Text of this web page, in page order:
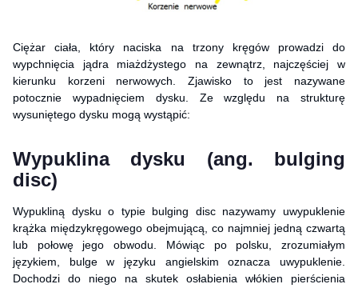
Ciężar ciała, który naciska na trzony kręgów prowadzi do
wypchnięcia jądra miażdżystego na zewnątrz, najczęściej w
kierunku korzeni nerwowych. Zjawisko to jest nazywane
potocznie wypadnięciem dysku. Ze względu na strukturę
wysuniętego dysku mogą wystąpić:
Wypuklina dysku (ang. bulging
disc)
Wypukliną dysku o typie bulging disc nazywamy uwypuklenie
krążka międzykręgowego obejmującą, co najmniej jedną czwartą
lub połowę jego obwodu. Mówiąc po polsku, zrozumiałym
językiem, bulge w języku angielskim oznacza uwypuklenie.
Dochodzi do niego na skutek osłabienia włókien pierścienia